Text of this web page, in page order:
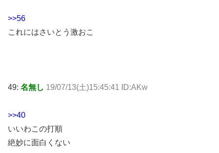
>>56
これにはさいとう激おこ
49: 名無し 19/07/13(土)15:45:41 ID:AKw
>>40
いいわこの打順
絶妙に面白くない